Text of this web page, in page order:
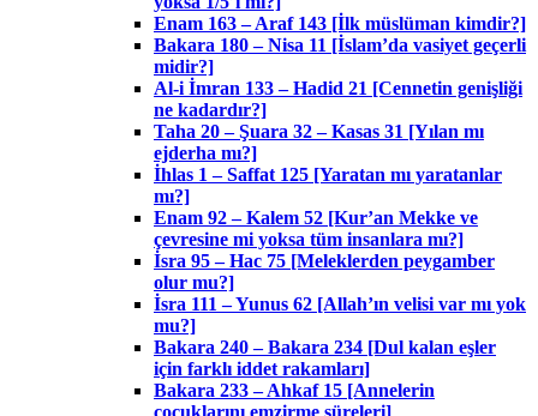
Enam 163 – Araf 143 [İlk müslüman kimdir?]
Bakara 180 – Nisa 11 [İslam’da vasiyet geçerli
midir?]
Al-i İmran 133 – Hadid 21 [Cennetin genişliği
ne kadardır?]
Taha 20 – Şuara 32 – Kasas 31 [Yılan mı
ejderha mı?]
İhlas 1 – Saffat 125 [Yaratan mı yaratanlar
mı?]
Enam 92 – Kalem 52 [Kur’an Mekke ve
çevresine mi yoksa tüm insanlara mı?]
İsra 95 – Hac 75 [Meleklerden peygamber
olur mu?]
İsra 111 – Yunus 62 [Allah’ın velisi var mı yok
mu?]
Bakara 240 – Bakara 234 [Dul kalan eşler
için farklı iddet rakamları]
Bakara 233 – Ahkaf 15 [Annelerin
çocuklarını emzirme süreleri]